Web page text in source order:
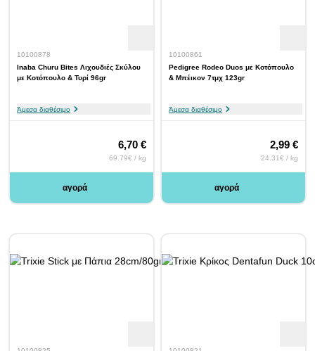
10100878
Inaba Churu Bites Λιχουδιές Σκύλου
με Κοτόπουλο & Τυρί 96gr
Άμεσα διαθέσιμο
6,70 €
69.79€ / kg
αγορά
10100861
Pedigree Rodeo Duos με Κοτόπουλο
& Μπέικον 7τμχ 123gr
Άμεσα διαθέσιμο
2,99 €
24.31€ / kg
αγορά